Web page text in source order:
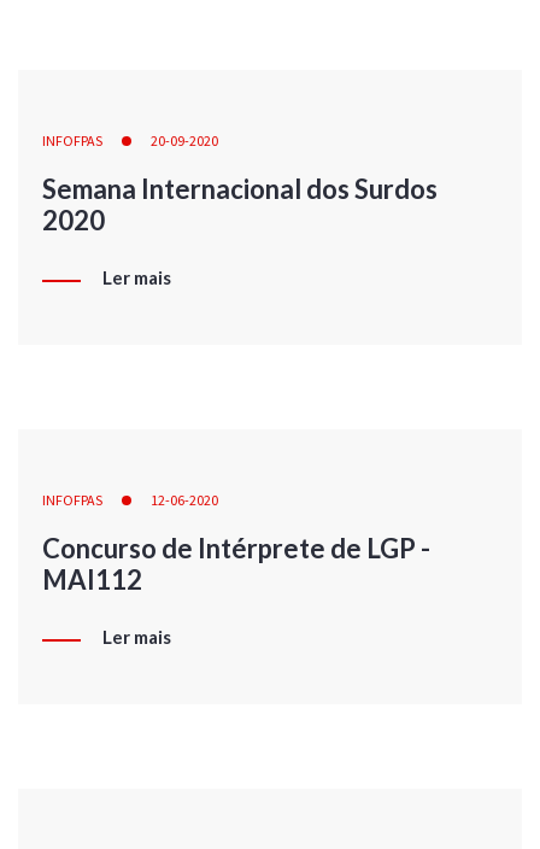
INFOFPAS 20-09-2020
Semana Internacional dos Surdos
2020
Ler mais
INFOFPAS 12-06-2020
Concurso de Intérprete de LGP -
MAI112
Ler mais